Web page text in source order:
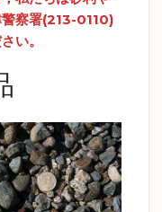
察署(213-0110)
い。